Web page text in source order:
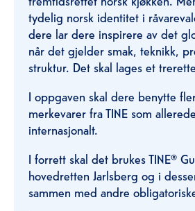
tydelig norsk identitet i
dere lar dere inspirere av det
når det gjelder smak, teknikk,
struktur. Det skal lages et
I oppgaven skal dere benytte
merkevarer fra TINE som
internasjonalt. ​
I forrett skal det brukes TINE®
hovedretten Jarlsberg og i
sammen med andre